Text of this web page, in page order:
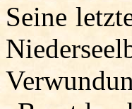
Seine